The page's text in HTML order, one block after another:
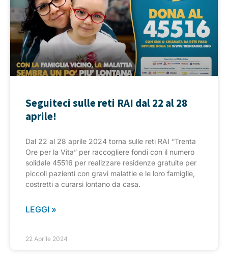
Seguiteci sulle reti RAI dal 22 al 28
aprile!
Dal 22 al 28 aprile 2024 torna sulle reti RAI “Trenta
Ore per la Vita” per raccogliere fondi con il numero
solidale 45516 per realizzare residenze gratuite per
piccoli pazienti con gravi malattie e le loro famiglie,
costretti a curarsi lontano da casa.
LEGGI »
22 Aprile 2024